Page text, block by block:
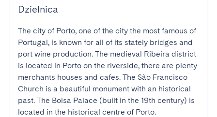
Dzielnica
The city of Porto, one of the city the most famous of
Portugal, is known for all of its stately bridges and
port wine production. The medieval Ribeira district
is located in Porto on the riverside, there are plenty
merchants houses and cafes. The São Francisco
Church is a beautiful monument with an historical
past. The Bolsa Palace (built in the 19th century) is
located in the historical centre of Porto.